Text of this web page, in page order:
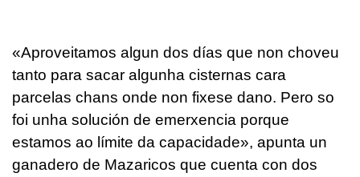
«Aproveitamos algun dos días que non choveu
tanto para sacar algunha cisternas cara
parcelas chans onde non fixese dano. Pero so
foi unha solución de emerxencia porque
estamos ao límite da capacidade», apunta un
ganadero de Mazaricos que cuenta con dos